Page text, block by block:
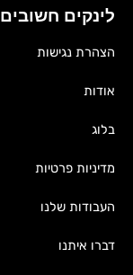
לינקים חשובים
הצהרת נגישות
אודות
בלוג
מדיניות פרטיות
העבודות שלנו
דברו איתנו